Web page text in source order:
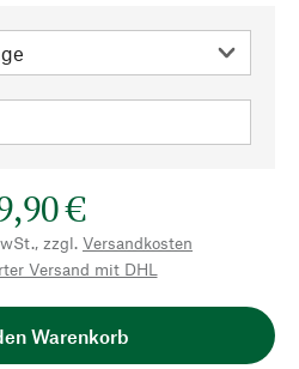
€
zzgl. Versandkosten
Versand mit DHL
Warenkorb